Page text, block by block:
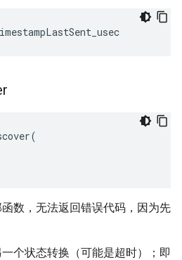
(
数，无法返回错误代码，因为先
个状态转换（可能是超时）；即